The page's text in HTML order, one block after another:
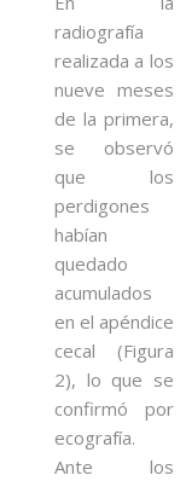
radiografía
realizada a los
nueve meses
de la primera,
se observó
que los
perdigones
habían
quedado
acumulados
en el apéndice
cecal (Figura
2), lo que se
confirmó por
ecografía.
Ante los